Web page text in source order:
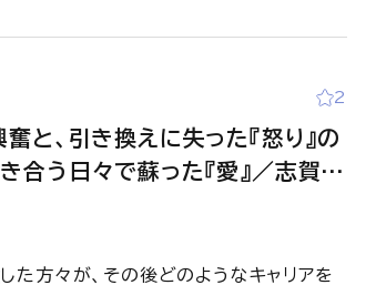
2
と、引き換えに失った『怒り』の
合う日々で蘇った『愛』／志賀ア
CONSUL─元コンサルの
方々が、その後どのようなキャリアを